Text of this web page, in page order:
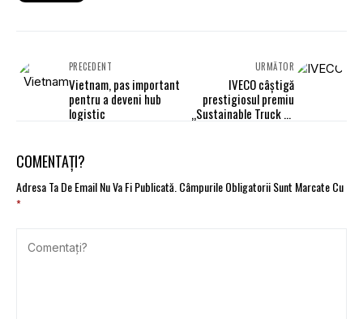
PRECEDENT
Vietnam, pas important
pentru a deveni hub
logistic
URMĂTOR
IVECO câștigă
prestigiosul premiu
„Sustainable Truck of
COMENTAȚI?
Adresa Ta De Email Nu Va Fi Publicată. Câmpurile Obligatorii Sunt Marcate Cu
*